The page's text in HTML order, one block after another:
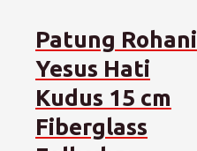
Patung Rohani
Yesus Hati
Kudus 15 cm
Fiberglass